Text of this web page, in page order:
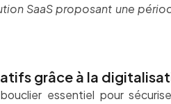
SaaS proposant une
grâce à la
essentiel pour